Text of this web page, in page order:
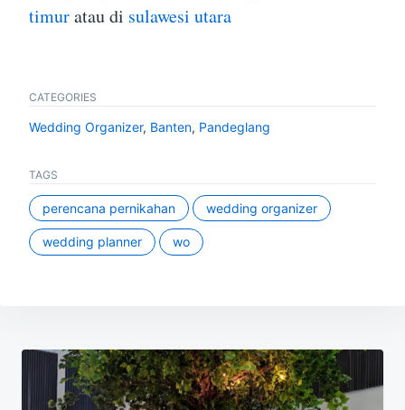
timuratau di sulawesi utara
CATEGORIES
Wedding Organizer, Banten, Pandeglang
TAGS
perencana pernikahan wedding organizer
wedding planner wo
Navigasi
pos